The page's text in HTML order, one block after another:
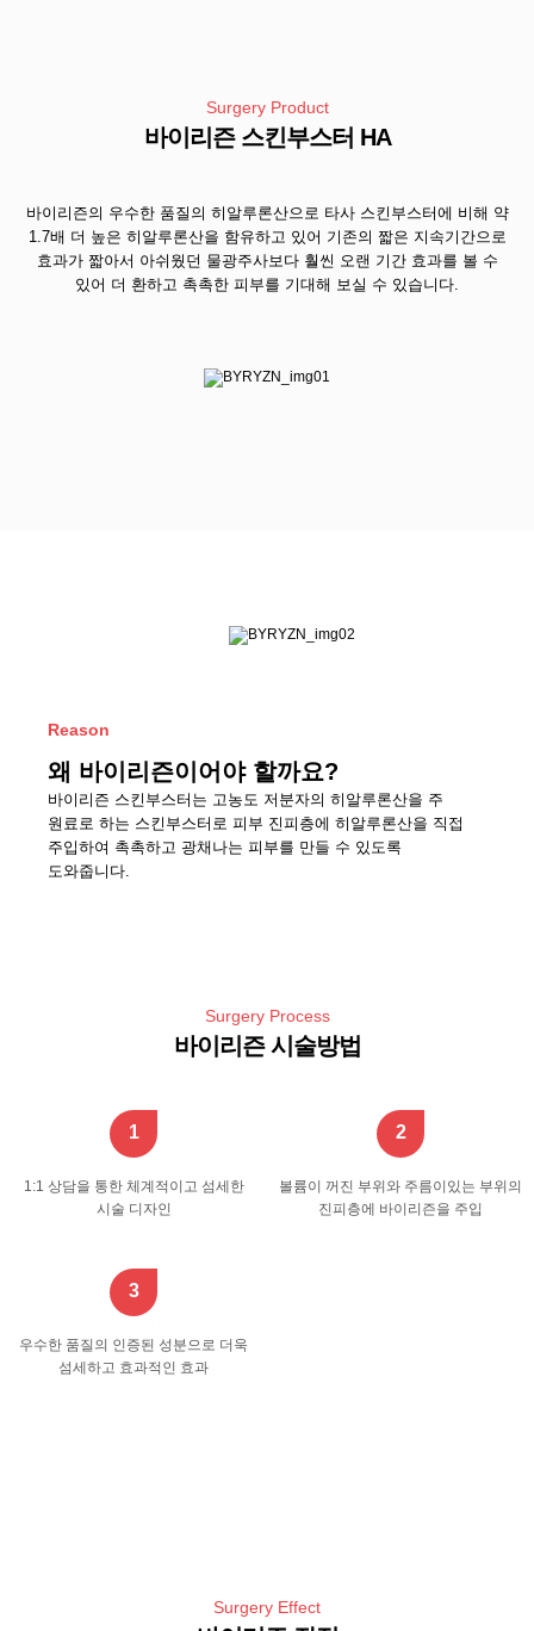
Surgery Product
바이리즌 스킨부스터 HA
바이리즌의 우수한 품질의 히알루론산으로 타사 스킨부스터에 비해 약
1.7배 더 높은 히알루론산을 함유하고 있어 기존의 짧은 지속기간으로
효과가 짧아서 아쉬웠던 물광주사보다 훨씬 오랜 기간 효과를 볼 수
있어 더 환하고 촉촉한 피부를 기대해 보실 수 있습니다.
Reason
왜 바이리즌이어야 할까요?
바이리즌 스킨부스터는 고농도 저분자의 히알루론산을 주
원료로 하는 스킨부스터로 피부 진피층에 히알루론산을 직접
주입하여 촉촉하고 광채나는 피부를 만들 수 있도록
도와줍니다.
Surgery Process
바이리즌 시술방법
1
1:1 상담을 통한 체계적이고 섬세한
시술 디자인
2
볼륨이 꺼진 부위와 주름이있는 부위의
진피층에 바이리즌을 주입
3
우수한 품질의 인증된 성분으로 더욱
섬세하고 효과적인 효과
Surgery Effect